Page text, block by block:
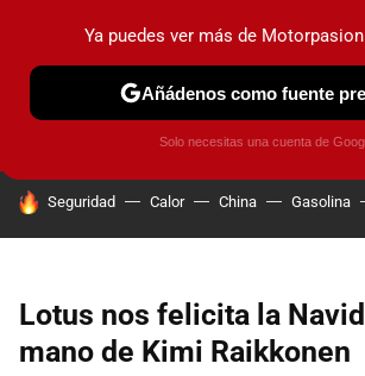
PRUEBAS COCHES ELÉCTRICOS
HOY SE HABLA DE
Seguridad Calor China Gasolina
Lotus nos felicita la
mano de Kimi Raikkonen
Ya puedes ver más de
Añádenos como fuente
Solo necesitas una cuenta de